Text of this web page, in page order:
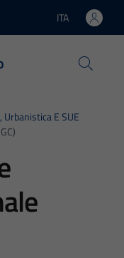
Lingua attiva:
ITA
Urbanistica E SUE